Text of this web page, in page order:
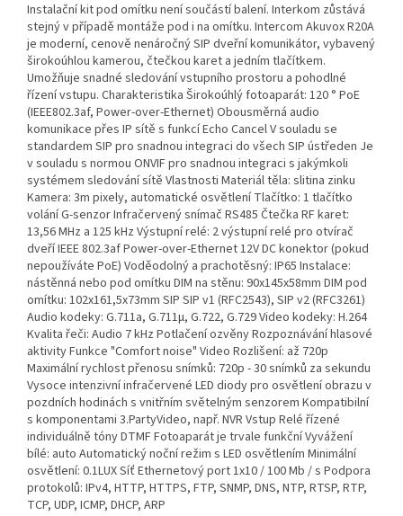
Instalační kit pod omítku není součástí balení. Interkom zůstává
stejný v případě montáže pod i na omítku. Intercom Akuvox R20A
je moderní, cenově nenáročný SIP dveřní komunikátor, vybavený
širokoúhlou kamerou, čtečkou karet a jedním tlačítkem.
Umožňuje snadné sledování vstupního prostoru a pohodlné
řízení vstupu. Charakteristika Širokoúhlý fotoaparát: 120 ° PoE
(IEEE802.3af, Power-over-Ethernet) Obousměrná audio
komunikace přes IP sítě s funkcí Echo Cancel V souladu se
standardem SIP pro snadnou integraci do všech SIP ústředen Je
v souladu s normou ONVIF pro snadnou integraci s jakýmkoli
systémem sledování sítě Vlastnosti Materiál těla: slitina zinku
Kamera: 3m pixely, automatické osvětlení Tlačítko: 1 tlačítko
volání G-senzor Infračervený snímač RS485 Čtečka RF karet:
13,56 MHz a 125 kHz Výstupní relé: 2 výstupní relé pro otvírač
dveří IEEE 802.3af Power-over-Ethernet 12V DC konektor (pokud
nepoužíváte PoE) Voděodolný a prachotěsný: IP65 Instalace:
nástěnná nebo pod omítku DIM na stěnu: 90x145x58mm DIM pod
omítku: 102x161,5x73mm SIP SIP v1 (RFC2543), SIP v2 (RFC3261)
Audio kodeky: G.711a, G.711μ, G.722, G.729 Video kodeky: H.264
Kvalita řeči: Audio 7 kHz Potlačení ozvěny Rozpoznávání hlasové
aktivity Funkce "Comfort noise" Video Rozlišení: až 720p
Maximální rychlost přenosu snímků: 720p - 30 snímků za sekundu
Vysoce intenzivní infračervené LED diody pro osvětlení obrazu v
pozdních hodinách s vnitřním světelným senzorem Kompatibilní
s komponentami 3.PartyVideo, např. NVR Vstup Relé řízené
individuálně tóny DTMF Fotoaparát je trvale funkční Vyvážení
bílé: auto Automatický noční režim s LED osvětlením Minimální
osvětlení: 0.1LUX Síť Ethernetový port 1x10 / 100 Mb / s Podpora
protokolů: IPv4, HTTP, HTTPS, FTP, SNMP, DNS, NTP, RTSP, RTP,
TCP, UDP, ICMP, DHCP, ARP